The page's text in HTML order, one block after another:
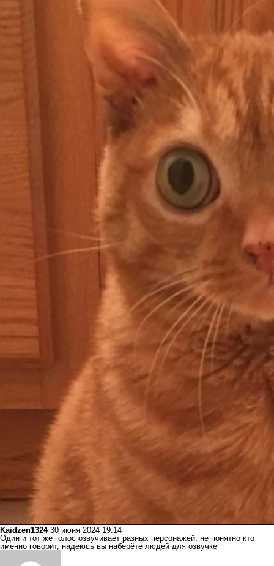
Kaidzen1324 30 июня 2024 19:14
Один и тот же голос озвучивает разных персонажей, не понятно кто
именно говорит, надеюсь вы наберёте людей для озвучке